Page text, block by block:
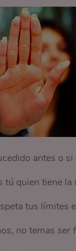
antes o
tú quien tiene la
tus límites
no temas ser